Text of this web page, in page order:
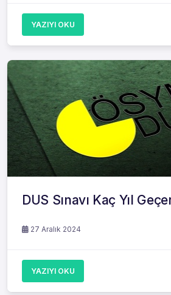
YAZIYI OKU
DUS Sınavı Kaç Yıl
27 Aralık 2024
YAZIYI OKU